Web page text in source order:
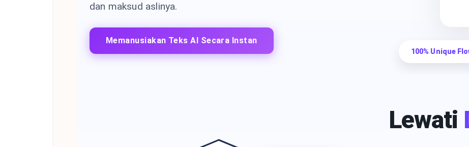
dan maksud aslinya.
Memanusiakan Teks AI Secara Instan
100% Unique
Lewati